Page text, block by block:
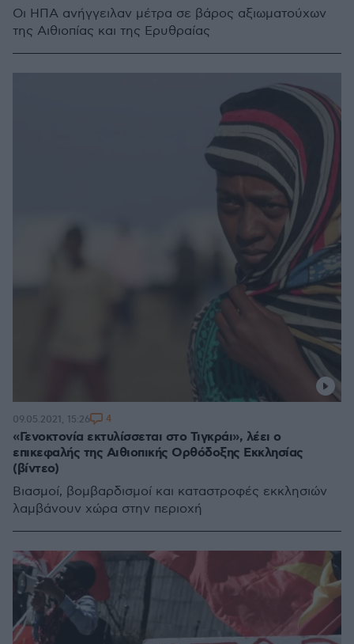
Οι ΗΠΑ ανήγγειλαν μέτρα σε βάρος αξιωματούχων
της Αιθιοπίας και της Ερυθραίας
«Γενοκτονία εκτυλίσσεται στο Τιγκράι», λέει ο
επικεφαλής της Αιθιοπικής Ορθόδοξης Εκκλησίας
(βίντεο)
Βιασμοί, βομβαρδισμοί και καταστροφές εκκλησιών
λαμβάνουν χώρα στην περιοχή
09.05.2021, 15:26 4